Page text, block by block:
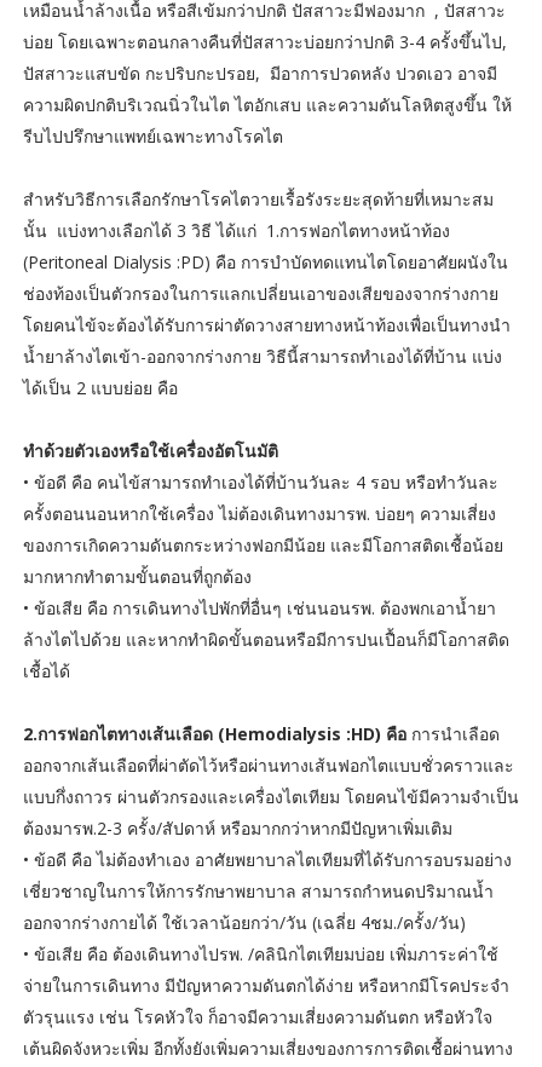
เหมือนน้ำล้างเนื้อ หรือสีเข้มกว่าปกติ ปัสสาวะมีฟองมาก , ปัสสาวะ
บ่อย โดยเฉพาะตอนกลางคืนที่ปัสสาวะบ่อยกว่าปกติ 3-4 ครั้งขึ้นไป,
ปัสสาวะแสบขัด กะปริบกะปรอย, มีอาการปวดหลัง ปวดเอว อาจมี
ความผิดปกติบริเวณนิ่วในไต ไตอักเสบ และความดันโลหิตสูงขึ้น ให้
รีบไปปรึกษาแพทย์เฉพาะทางโรคไต
สำหรับวิธีการเลือกรักษาโรคไตวายเรื้อรังระยะสุดท้ายที่เหมาะสม
นั้น แบ่งทางเลือกได้ 3 วิธี ได้แก่ 1.การฟอกไตทางหน้าท้อง
(Peritoneal Dialysis :PD) คือ การบำบัดทดแทนไตโดยอาศัยผนังใน
ช่องท้องเป็นตัวกรองในการแลกเปลี่ยนเอาของเสียของจากร่างกาย
โดยคนไข้จะต้องได้รับการผ่าตัดวางสายทางหน้าท้องเพื่อเป็นทางนำ
น้ำยาล้างไตเข้า-ออกจากร่างกาย วิธีนี้สามารถทำเองได้ที่บ้าน แบ่ง
ได้เป็น 2 แบบย่อย คือ
ทำด้วยตัวเองหรือใช้เครื่องอัตโนมัติ
• ข้อดี คือ คนไข้สามารถทำเองได้ที่บ้านวันละ 4 รอบ หรือทำวันละ
ครั้งตอนนอนหากใช้เครื่อง ไม่ต้องเดินทางมารพ. บ่อยๆ ความเสี่ยง
ของการเกิดความดันตกระหว่างฟอกมีน้อย และมีโอกาสติดเชื้อน้อย
มากหากทำตามขั้นตอนที่ถูกต้อง
• ข้อเสีย คือ การเดินทางไปพักที่อื่นๆ เช่นนอนรพ. ต้องพกเอาน้ำยา
ล้างไตไปด้วย และหากทำผิดขั้นตอนหรือมีการปนเปื้อนก็มีโอกาสติด
เชื้อได้
2.การฟอกไตทางเส้นเลือด (Hemodialysis :HD) คือการนำเลือด
ออกจากเส้นเลือดที่ผ่าตัดไว้หรือผ่านทางเส้นฟอกไตแบบชั่วคราวและ
แบบกึ่งถาวร ผ่านตัวกรองและเครื่องไตเทียม โดยคนไข้มีความจำเป็น
ต้องมารพ.2-3 ครั้ง/สัปดาห์ หรือมากกว่าหากมีปัญหาเพิ่มเติม
• ข้อดี คือ ไม่ต้องทำเอง อาศัยพยาบาลไตเทียมที่ได้รับการอบรมอย่าง
เชี่ยวชาญในการให้การรักษาพยาบาล สามารถกำหนดปริมาณน้ำ
ออกจากร่างกายได้ ใช้เวลาน้อยกว่า/วัน (เฉลี่ย 4ชม./ครั้ง/วัน)
• ข้อเสีย คือ ต้องเดินทางไปรพ. /คลินิกไตเทียมบ่อย เพิ่มภาระค่าใช้
จ่ายในการเดินทาง มีปัญหาความดันตกได้ง่าย หรือหากมีโรคประจำ
ตัวรุนแรง เช่น โรคหัวใจ ก็อาจมีความเสี่ยงความดันตก หรือหัวใจ
เต้นผิดจังหวะเพิ่ม อีกทั้งยังเพิ่มความเสี่ยงของการการติดเชื้อผ่านทาง